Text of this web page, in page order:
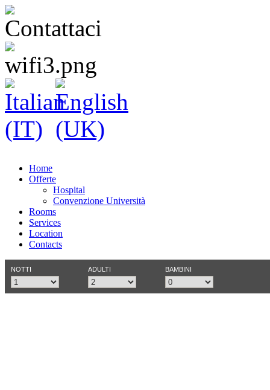
Home
Offerte
Hospital
Convenzione Università
Rooms
Services
Location
Contacts